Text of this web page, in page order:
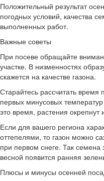
Положительный результат
погодных условий, качества
выполненных работ.
Важные советы
При посеве обращайте
участке. В низменностях
скажется на качестве газона.
Старайтесь рассчитать время
первых минусовых
это время, растения окрепнут
Если для вашего региона
оттепелями, то газон можно
при первом снеге. Так семена
весной появится ранняя
Плюсы и минусы осенней